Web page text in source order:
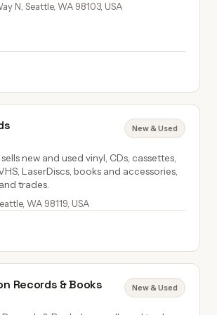
N, Seattle, WA 98103, USA
New & Used
new and used vinyl, CDs, cassettes,
LaserDiscs, books and accessories,
trades.
WA 98119, USA
Records & Books New & Used